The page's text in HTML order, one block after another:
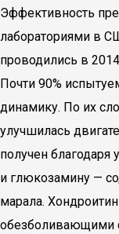
Эффективность
лабораториями в
проводились в
Почти 90%
динамику. По их
улучшилась
получен
и глюкозамину —
марала.
обезболивающими